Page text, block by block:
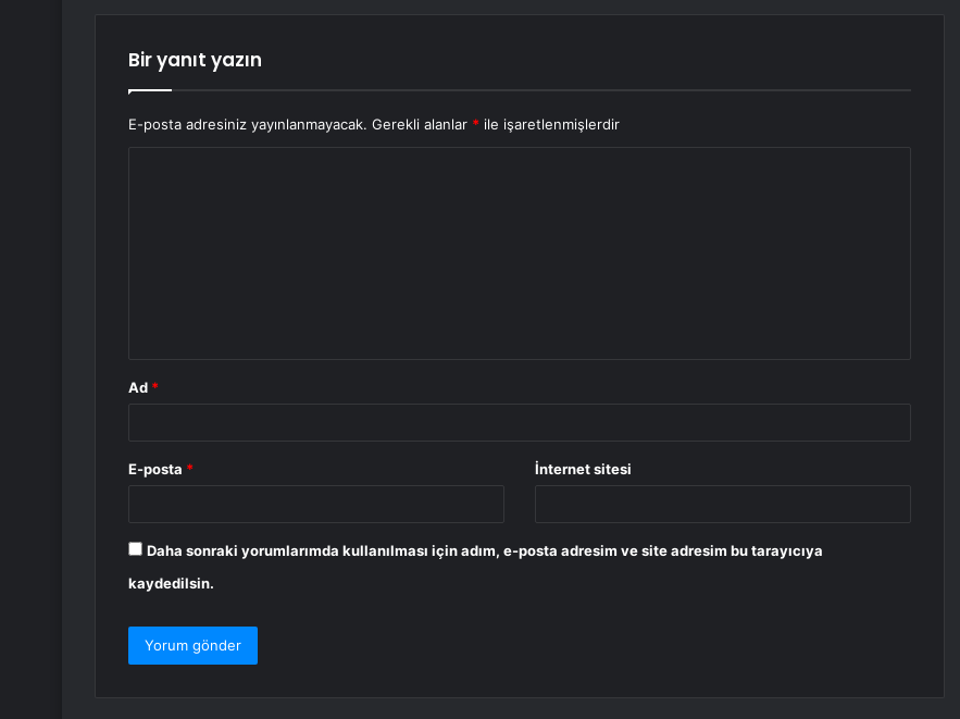
Bir yanıt yazın
E-posta adresiniz yayınlanmayacak. Gerekli alanlar * ile işaretlenmişlerdir
Ad *
E-posta * İnternet sitesi
Daha sonraki yorumlarımda kullanılması için adım, e-posta adresim ve site adresim bu tarayıcıya
kaydedilsin.